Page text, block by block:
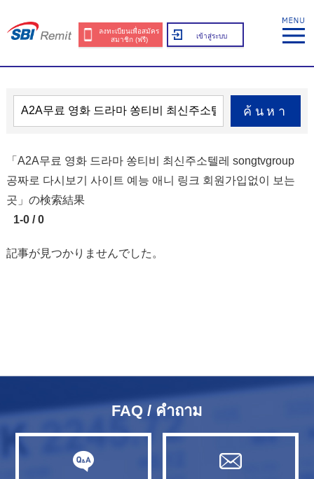
ลงทะเบียนเพื่อสมัคร
สมาชิก (ฟรี)
เข้าสู่ระบบ
ค้นหา
「A2A무료 영화 드라마 쏭티비 최신주소텔레 songtvgroup
공짜로 다시보기 사이트 예능 애니 링크 회원가입없이 보는
곳」の検索結果
1-0 / 0
記事が見つかりませんでした。
FAQ / คำถาม